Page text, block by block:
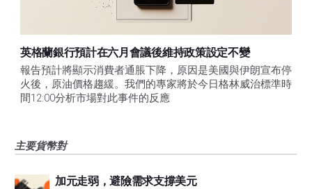
英格蘭銀行預計在六月會議後維持政策設定不變
報告預計將顯示消費者通脹下降，原因是美國與伊朗宣布停
火後，原油價格趨緩。我們的專家將於今日格林威治標準時
間12:00分析市場對此事件的反應
主要貨幣對
加元走弱，避險需求支撐美元